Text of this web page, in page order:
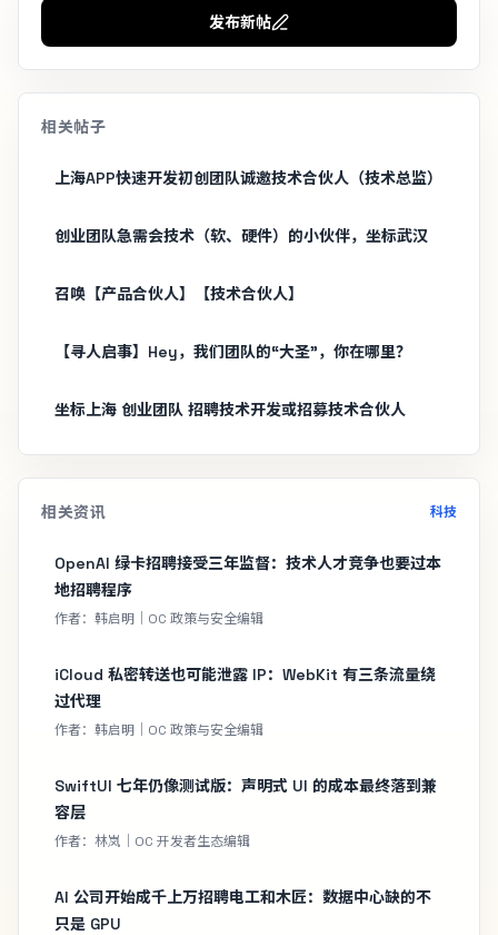
发布新帖
相关帖子
上海APP快速开发初创团队诚邀技术合伙人（技术总监）
创业团队急需会技术（软、硬件）的小伙伴，坐标武汉
召唤【产品合伙人】【技术合伙人】
【寻人启事】Hey，我们团队的“大圣”，你在哪里？
坐标上海 创业团队 招聘技术开发或招募技术合伙人
相关资讯 科技
OpenAI 绿卡招聘接受三年监督：技术人才竞争也要过本
地招聘程序
作者：韩启明｜OC 政策与安全编辑
iCloud 私密转送也可能泄露 IP：WebKit 有三条流量绕
过代理
作者：韩启明｜OC 政策与安全编辑
SwiftUI 七年仍像测试版：声明式 UI 的成本最终落到兼
容层
作者：林岚｜OC 开发者生态编辑
AI 公司开始成千上万招聘电工和木匠：数据中心缺的不
只是 GPU